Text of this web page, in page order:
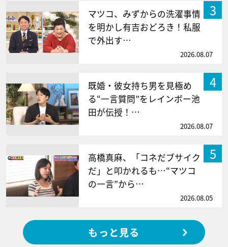
3
マツコ、みずからの洗濯事情
を明かし有吉おどろき！私服
で外出す…
2026.08.07
4
既婚・彼女持ち男を見極め
る“一言質問”をレインボー池
田が伝授！…
2026.08.07
5
高橋真麻、「コネだブサイク
だ」と叩かれるも…“マツコ
の一言”から…
2026.08.05
もっと見る